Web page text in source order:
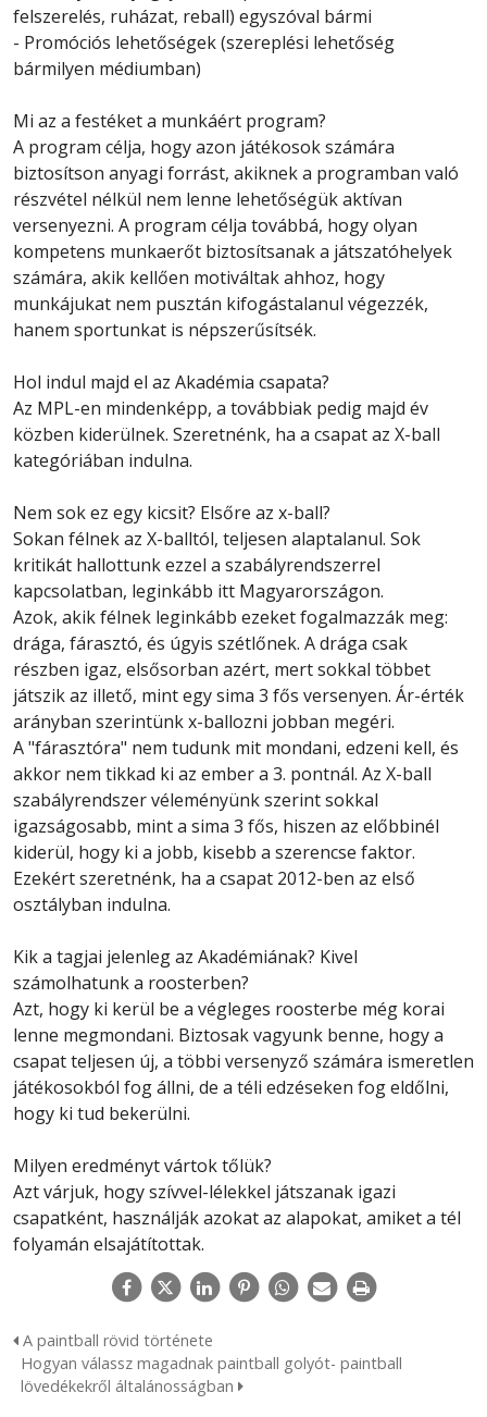
felszerelés, ruházat, reball) egyszóval bármi
- Promóciós lehetőségek (szereplési lehetőség
bármilyen médiumban)
Mi az a festéket a munkáért program?
A program célja, hogy azon játékosok számára
biztosítson anyagi forrást, akiknek a programban való
részvétel nélkül nem lenne lehetőségük aktívan
versenyezni. A program célja továbbá, hogy olyan
kompetens munkaerőt biztosítsanak a játszatóhelyek
számára, akik kellően motiváltak ahhoz, hogy
munkájukat nem pusztán kifogástalanul végezzék,
hanem sportunkat is népszerűsítsék.
Hol indul majd el az Akadémia csapata?
Az MPL-en mindenképp, a továbbiak pedig majd év
közben kiderülnek. Szeretnénk, ha a csapat az X-ball
kategóriában indulna.
Nem sok ez egy kicsit? Elsőre az x-ball?
Sokan félnek az X-balltól, teljesen alaptalanul. Sok
kritikát hallottunk ezzel a szabályrendszerrel
kapcsolatban, leginkább itt Magyarországon.
Azok, akik félnek leginkább ezeket fogalmazzák meg:
drága, fárasztó, és úgyis szétlőnek. A drága csak
részben igaz, elsősorban azért, mert sokkal többet
játszik az illető, mint egy sima 3 fős versenyen. Ár-érték
arányban szerintünk x-ballozni jobban megéri.
A "fárasztóra" nem tudunk mit mondani, edzeni kell, és
akkor nem tikkad ki az ember a 3. pontnál. Az X-ball
szabályrendszer véleményünk szerint sokkal
igazságosabb, mint a sima 3 fős, hiszen az előbbinél
kiderül, hogy ki a jobb, kisebb a szerencse faktor.
Ezekért szeretnénk, ha a csapat 2012-ben az első
osztályban indulna.
Kik a tagjai jelenleg az Akadémiának? Kivel
számolhatunk a roosterben?
Azt, hogy ki kerül be a végleges roosterbe még korai
lenne megmondani. Biztosak vagyunk benne, hogy a
csapat teljesen új, a többi versenyző számára ismeretlen
játékosokból fog állni, de a téli edzéseken fog eldőlni,
hogy ki tud bekerülni.
Milyen eredményt vártok tőlük?
Azt várjuk, hogy szívvel-lélekkel játszanak igazi
csapatként, használják azokat az alapokat, amiket a tél
folyamán elsajátítottak.
A paintball rövid története
Hogyan válassz magadnak paintball golyót- paintball
lövedékekről általánosságban